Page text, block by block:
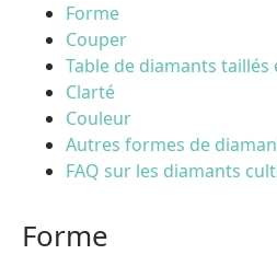
Forme
Couper
Table de diamants
Clarté
Couleur
Autres formes de
FAQ sur les diamants
Forme